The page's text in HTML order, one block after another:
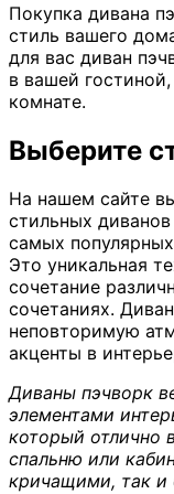
Покупка дивана
стиль вашего
для вас диван
в вашей
комнате.
Выберите
На нашем сайте
стильных
самых
Это уникальная
сочетание
сочетаниях.
неповторимую
акценты в
Диваны пэчворк
элементами
который отлично
спальню или
кричащими, так и